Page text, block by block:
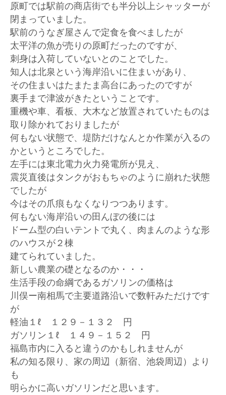
原町では駅前の商店街でも半分以上シャッターが
閉まっていました。
駅前のうなぎ屋さんで定食を食べましたが
太平洋の魚が売りの原町だったのですが、
刺身は入荷していないとのことでした。
知人は北泉という海岸沿いに住まいがあり、
その住まいはたまたま高台にあったのですが
裏手まで津波がきたということです。
重機や車、看板、大木など放置されていたものは
取り除かれておりましたが
何もない状態で、堤防だけなんとか作業が入るの
かというところでした。
左手には東北電力火力発電所が見え、
震災直後はタンクがおもちゃのように崩れた状態
でしたが
今はその爪痕もなくなりつつあります。
何もない海岸沿いの田んぼの後には
ドーム型の白いテントで丸く、肉まんのような形
のハウスが２棟
建てられていました。
新しい農業の礎となるのか・・・
生活手段の命綱であるガソリンの価格は
川俣ー南相馬で主要道路沿いで数軒みただけです
が
軽油１ℓ １２９－１３２ 円
ガソリン１ℓ １４９－１５２ 円
福島市内に入ると違うのかもしれませんが
私の知る限り、家の周辺（新宿、池袋周辺）より
も
明らかに高いガソリンだと思います。